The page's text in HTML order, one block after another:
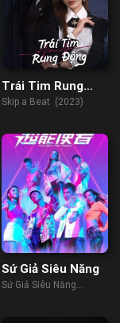
Trái Tim Rung
Động
Skip a Beat (2023)
Sứ Giả Siêu Năng
Sứ Giả Siêu Năng